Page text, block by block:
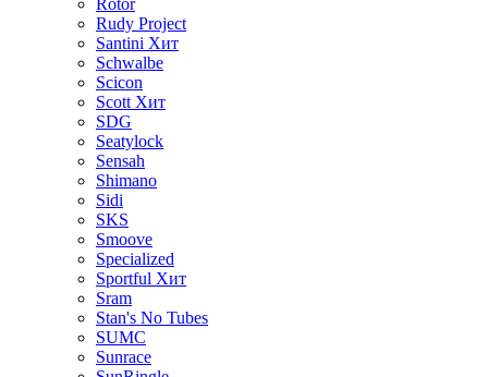
Rotor
Rudy Project
Santini Хит
Schwalbe
Scicon
Scott Хит
SDG
Seatylock
Sensah
Shimano
Sidi
SKS
Smoove
Specialized
Sportful Хит
Sram
Stan's No Tubes
SUMC
Sunrace